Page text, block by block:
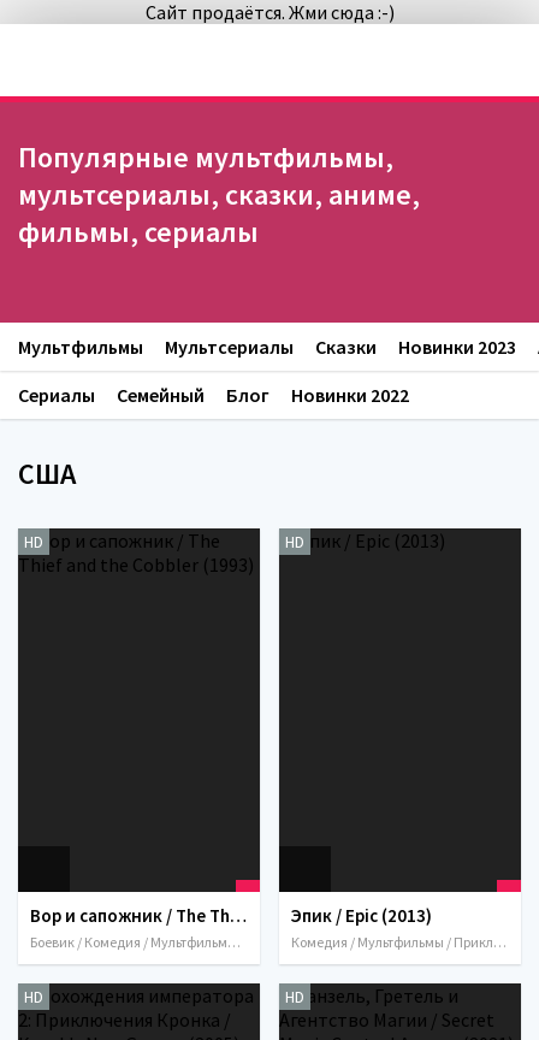
Сайт продаётся. Жми сюда :-)
США
HD
Вор и сапожник / The Thief and the Cobbler (1993)
Боевик / Комедия / Мультфильмы / Мюзикл / Приключения / Семейный / Фэнтези / США / Великобритания / Канада / Япония / Китай / Гонконг / 1993
HD
Эпик / Epic (2013)
Комедия / Мультфильмы / Приключения / Семейный / Фэнтези / 2013 / США
HD HD
Мультфильмы Мультсериалы Сказки Новинки 2023
Сериалы
Семейный Блог Новинки 2022
Популярные мультфильмы,
мультсериалы, сказки, аниме,
фильмы, сериалы